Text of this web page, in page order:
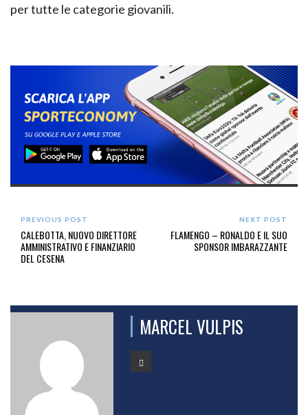
per tutte le categorie giovanili.
PREVIOUS POST
CALEBOTTA, NUOVO DIRETTORE
AMMINISTRATIVO E FINANZIARIO
DEL CESENA
NEXT POST
FLAMENGO – RONALDO E IL SUO
SPONSOR IMBARAZZANTE
MARCEL VULPIS